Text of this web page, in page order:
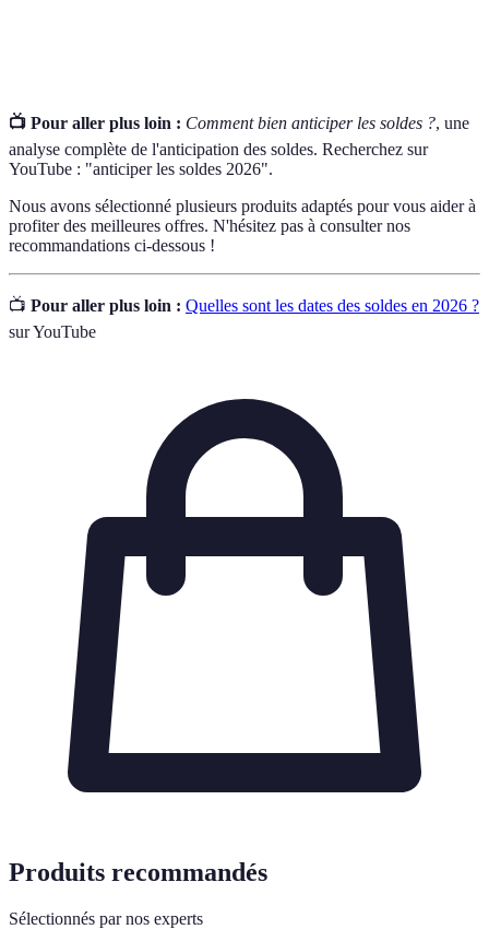
📺 Pour aller plus loin : Comment bien anticiper les soldes ?, une
analyse complète de l'anticipation des soldes. Recherchez sur
YouTube : "anticiper les soldes 2026".
Nous avons sélectionné plusieurs produits adaptés pour vous aider à
profiter des meilleures offres. N'hésitez pas à consulter nos
recommandations ci-dessous !
📺 Pour aller plus loin : Quelles sont les dates des soldes en 2026 ?
sur YouTube
Produits recommandés
Sélectionnés par nos experts